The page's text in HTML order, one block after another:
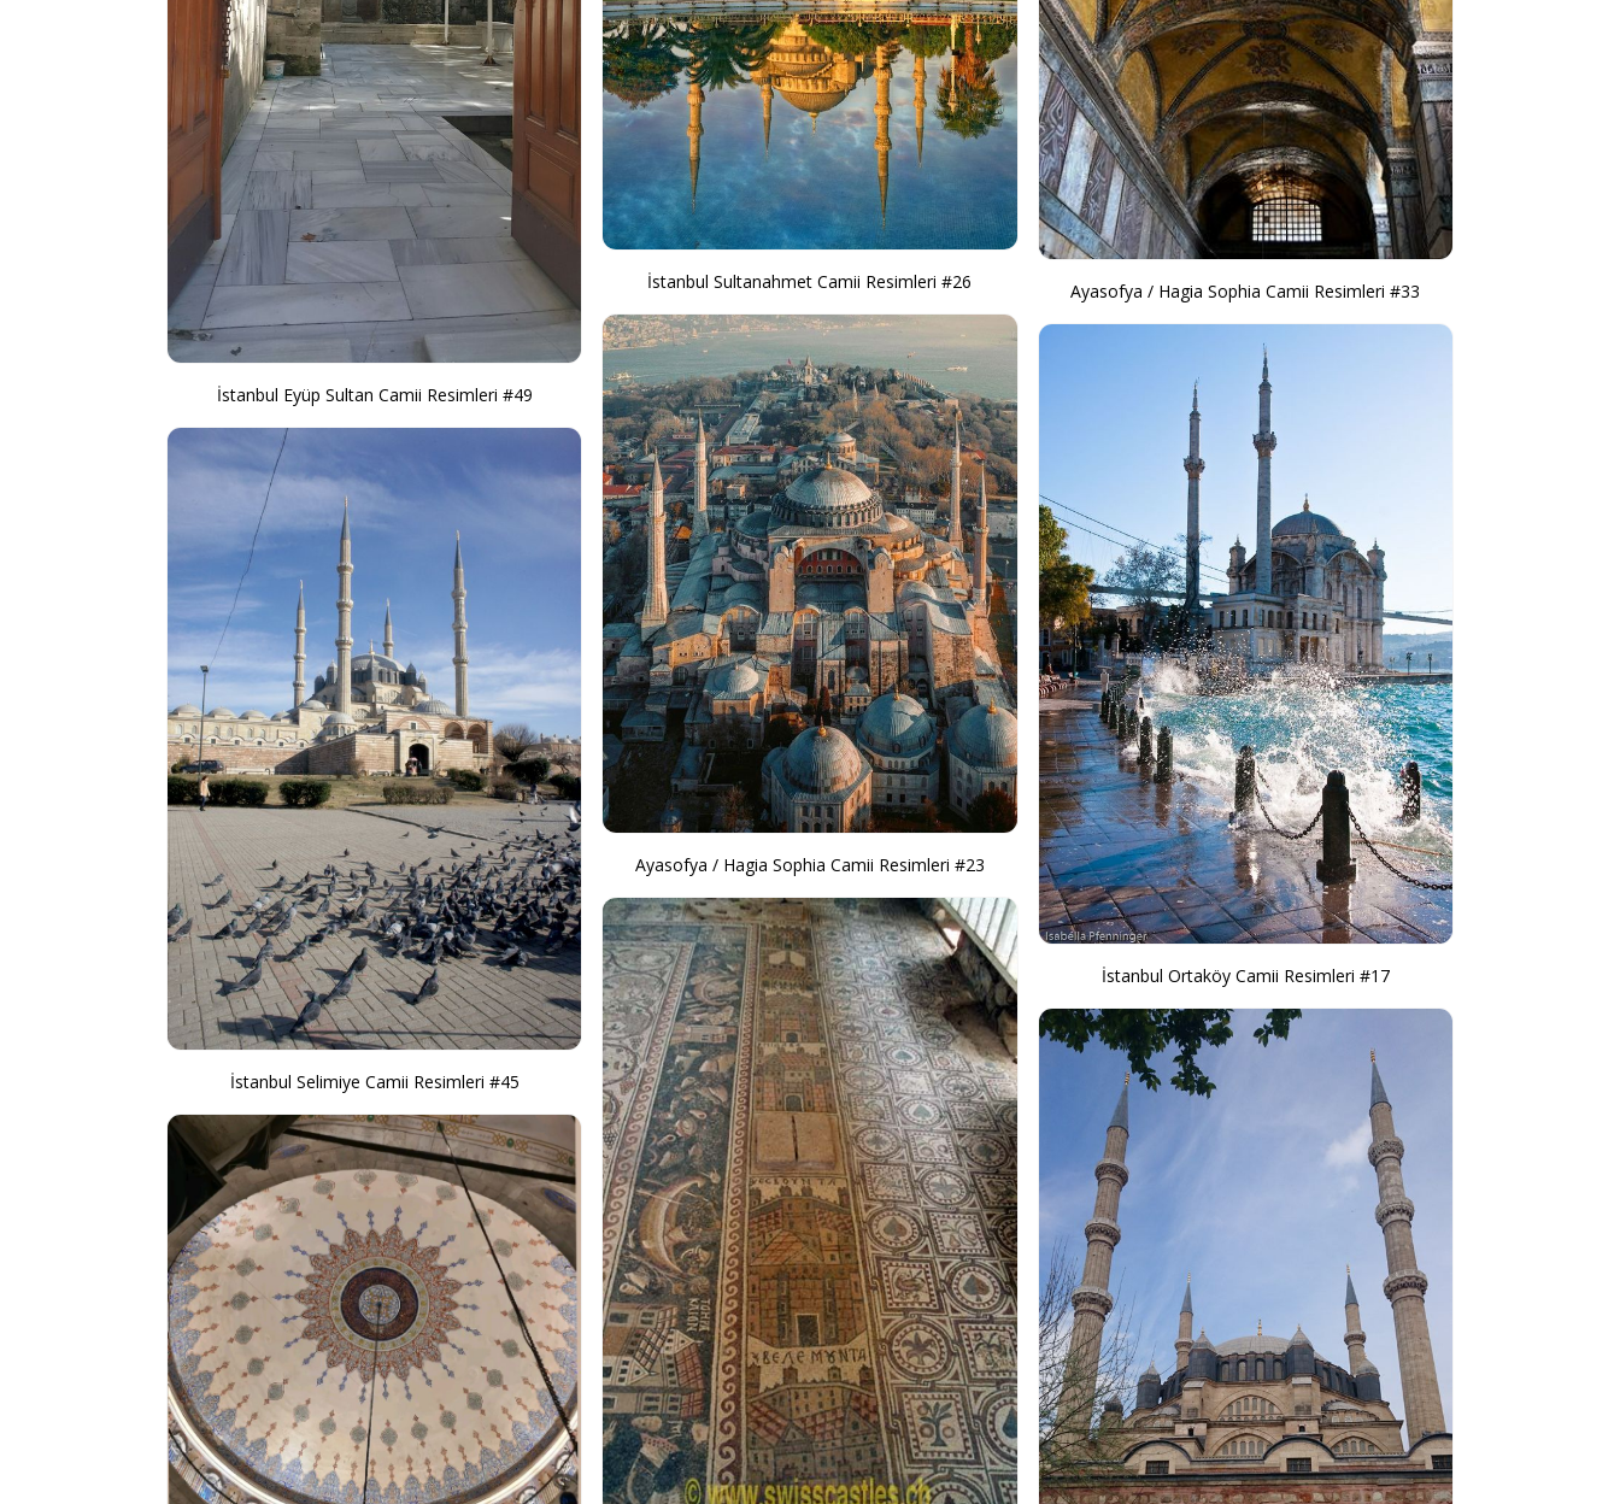
İstanbul Eyüp Sultan Camii Resimleri #49
İstanbul Selimiye Camii Resimleri #45
İstanbul Sultanahmet Camii Resimleri #26
Ayasofya / Hagia Sophia Camii Resimleri #23
Ayasofya / Hagia Sophia Camii Resimleri #33
İstanbul Ortaköy Camii Resimleri #17